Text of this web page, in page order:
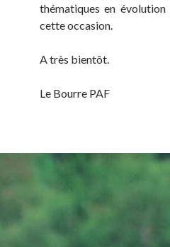
thématiques en
cette occasion.
A très bientôt.
Le Bourre PAF